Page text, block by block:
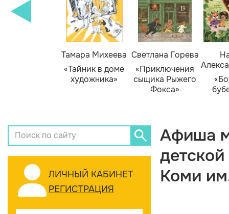
Тамара Михеева
«Тайник в доме
художника»
Светлана Горева
«Приключения
сыщика Рыжего
Фокса»
ЛИЧНЫЙ КАБИНЕТ
РЕГИСТРАЦИЯ
Афиша
Коми